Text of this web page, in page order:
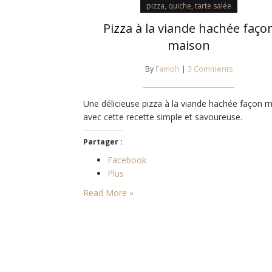
pizza, quiche, tarte salée
Pizza à la viande hachée
maison
By Famoh | 3 Comments
Une délicieuse pizza à la viande hachée façon
avec cette recette simple et savoureuse.
Partager :
Facebook
Plus
Read More »